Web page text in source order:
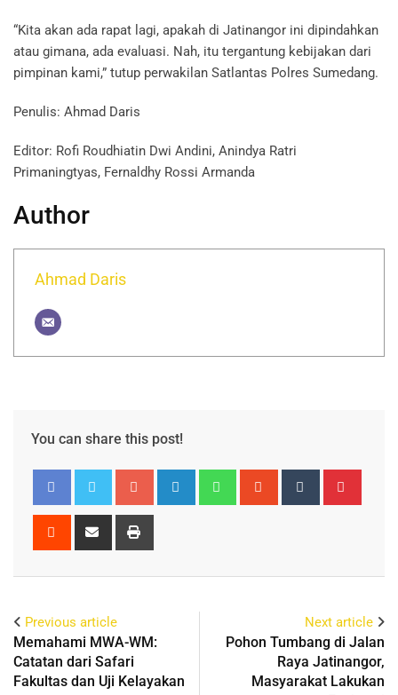
“Kita akan ada rapat lagi, apakah di Jatinangor ini dipindahkan
atau gimana, ada evaluasi. Nah, itu tergantung kebijakan dari
pimpinan kami,” tutup perwakilan Satlantas Polres Sumedang.
Penulis: Ahmad Daris
Editor: Rofi Roudhiatin Dwi Andini, Anindya Ratri
Primaningtyas, Fernaldhy Rossi Armanda
Author
Ahmad Daris
You can share this post!
Previous article
Memahami MWA-WM:
Catatan dari Safari
Fakultas dan Uji Kelayakan
Next article
Pohon Tumbang di Jalan
Raya Jatinangor,
Masyarakat Lakukan